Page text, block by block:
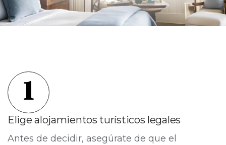
1
Elige alojamientos turísticos legales
Antes de decidir, asegúrate de que el